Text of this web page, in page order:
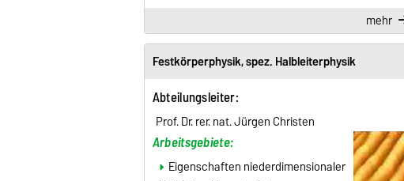
mehr
Festkörperphysik, spez. Halbleiterphysik
Abteilungsleiter:
Prof. Dr. rer. nat. Jürgen Christen
Arbeitsgebiete:
Eigenschaften niederdimensionaler